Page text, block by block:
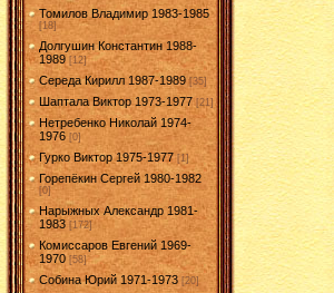
Томилов Владимир 1983-1985
[18]
Долгушин Константин 1988-
1989 [12]
Середа Кирилл 1987-1989 [35]
Шаптала Виктор 1973-1977 [21]
Нетребенко Николай 1974-
1976 [0]
Гурко Виктор 1975-1977 [1]
Горепёкин Сергей 1980-1982
[0]
Нарыжных Александр 1981-
1983 [172]
Комиссаров Евгений 1969-
1970 [58]
Собина Юрий 1971-1973 [20]